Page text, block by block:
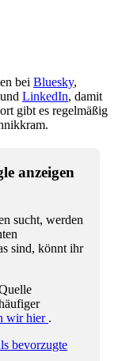
bei Bluesky,
und LinkedIn, damit
gibt es regelmäßig
anzeigen
sucht, werden
sind, könnt ihr
wir hier .
bevorzugte